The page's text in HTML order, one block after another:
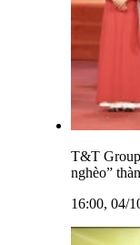
T&T
nghèo”
16:00, 04/